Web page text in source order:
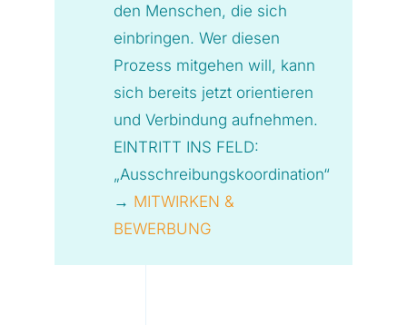
den Menschen, die sich
einbringen. Wer diesen
Prozess mitgehen will, kann
sich bereits jetzt orientieren
und Verbindung aufnehmen.
EINTRITT INS FELD:
„Ausschreibungskoordination“
→ MITWIRKEN &
BEWERBUNG